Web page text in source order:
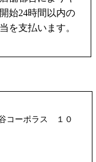
始24時間以内の
を支払います。
コーポラス １０